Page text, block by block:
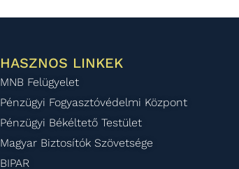
HASZNOS LINKEK
MNB Felügyelet
Pénzügyi Fogyasztóvédelmi Központ
Pénzügyi Békéltető Testület
Magyar Biztosítók Szövetsége
BIPAR